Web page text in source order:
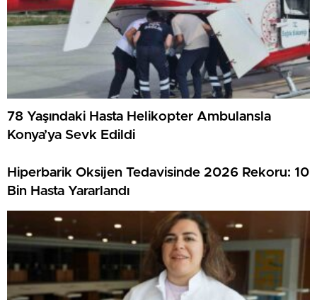
78 Yaşındaki Hasta Helikopter Ambulansla
Konya’ya Sevk Edildi
Hiperbarik Oksijen Tedavisinde 2026 Rekoru: 10
Bin Hasta Yararlandı